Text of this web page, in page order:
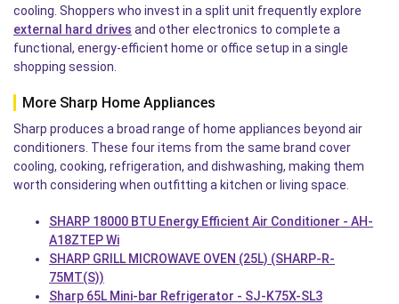
cooling. Shoppers who invest in a split unit frequently explore
external hard drives and other electronics to complete a
functional, energy-efficient home or office setup in a single
shopping session.
More Sharp Home Appliances
Sharp produces a broad range of home appliances beyond air
conditioners. These four items from the same brand cover
cooling, cooking, refrigeration, and dishwashing, making them
worth considering when outfitting a kitchen or living space.
SHARP 18000 BTU Energy Efficient Air Conditioner - AH-
A18ZTEP Wi
SHARP GRILL MICROWAVE OVEN (25L) (SHARP-R-
75MT(S))
Sharp 65L Mini-bar Refrigerator - SJ-K75X-SL3